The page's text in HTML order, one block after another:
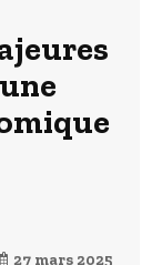
27 mars 2025